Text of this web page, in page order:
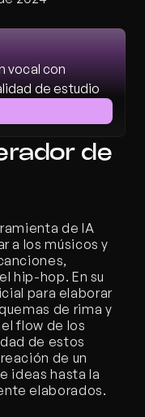
de
de IA
a los músicos y
hip-hop. En su
para elaborar
de rima y
flow de los
de estos
de un
ideas hasta la
elaborados.
vocal con
de estudio